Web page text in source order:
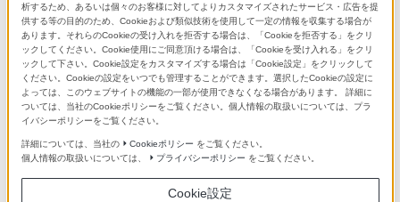
カメラコントロールユニット
HDCU-5000
詳細メニュー
特長
UHB伝送用/3G伝送用のDual光コネ
クター搭載による高いカメラ接続性
析するため、あるいは個々のお客様に対してよりカスタマイズされたサービス・広告を提
供する等の目的のため、Cookieおよび類似技術を使用して一定の情報を収集する場合が
あります。それらのCookieの受け入れを拒否する場合は、「Cookieを拒否する」をクリ
ックしてください。Cookie使用にご同意頂ける場合は、「Cookieを受け入れる」をクリ
ックして下さい。Cookie設定をカスタマイズする場合は「Cookie設定」をクリックして
ください。Cookieの設定をいつでも管理することができます。選択したCookieの設定に
よっては、このウェブサイトの機能の一部が使用できなくなる場合があります。 詳細に
ついては、当社のCookieポリシーをご覧ください。個人情報の取扱いについては、プラ
イバシーポリシーをご覧ください。
詳細については、当社の Cookieポリシー をご覧ください。
個人情報の取扱いについては、
プライバシーポリシー をご覧ください。
Cookie設定